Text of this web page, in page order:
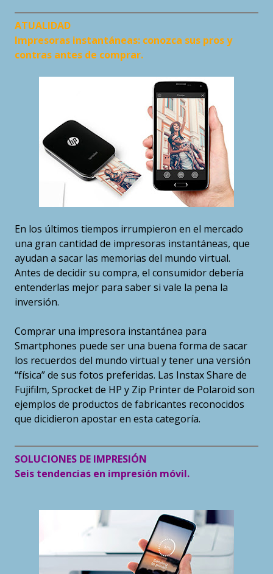
ATUALIDAD
Impresoras instantáneas: conozca sus pros y
contras antes de comprar.
En los últimos tiempos irrumpieron en el mercado
una gran cantidad de impresoras instantáneas, que
ayudan a sacar las memorias del mundo virtual.
Antes de decidir su compra, el consumidor debería
entenderlas mejor para saber si vale la pena la
inversión.
Comprar una impresora instantánea para
Smartphones puede ser una buena forma de sacar
los recuerdos del mundo virtual y tener una versión
“física” de sus fotos preferidas. Las Instax Share de
Fujifilm, Sprocket de HP y Zip Printer de Polaroid son
ejemplos de productos de fabricantes reconocidos
que dicidieron apostar en esta categoría.
SOLUCIONES DE IMPRESIÓN
Seis tendencias en impresión móvil.